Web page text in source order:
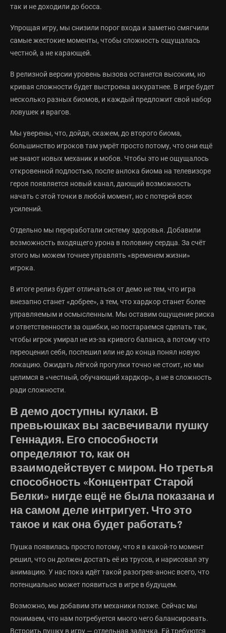
так и не доходили до босса.
Упрощая игру, мы снизили порог входа и заметно смягчили
самые жестокие моменты, чтобы сложность ощущалась
честной, а не карающей.
В релизной версии уровень вызова останется высоким, но
кривая сложности будет выстроена аккуратнее. В игре будет
несколько разных биомов, и каждый предложит свой набор
ловушек и врагов.
Мы уверены, что, дойдя, скажем, до второго биома,
большинство игроков там умрёт просто потому, что они ещё
не знают новых механик и мобов. Чтобы это не ощущалось
откровенной подлостью, после анлока биома на телевизоре
героя появляется новый канал, дающий возможность
начать с этой точки в любой момент, но с потерей всех
усилений.
Отдельно мы переработали систему здоровья. Добавили
возможность входящего урона в половину сердца. За счёт
этого мы можем точнее управлять «временем жизни»
игрока.
В итоге релиз будет отличаться от демо не тем, что игра
внезапно станет «добрее», а тем, что хардкор станет более
управляемым и осмысленным. Мы оставим ощущение риска
и ответственности за ошибки, но постараемся сделать так,
чтобы игрок умирал не из-за кривого баланса, а потому что
переоценил себя, поспешил или не до конца понял новую
локацию. Ожидать лёгкой прогулки точно не стоит, но мы
целимся в «честный, обучающий хардкор», а не в сложность
ради сложности.
В демо доступны кулаки. В
превьюшках вы засвечивали пушку
Геннадия. Его способности
определяют то, как он
взаимодействует с миром. Но третья
способность «Концентрат Старой
Белки» нигде ещё не была показана и
на самом деле интригует. Что это
такое и как она будет работать?
Пушка появилась просто потому, что я в какой-то момент
решил, что он должен достать её из трусов, и нарисовал эту
анимацию. У нас пока идёт такой разогрев-анонс всего, что
потенциально может появиться в игре в будущем.
Возможно, мы добавим эти механики позже. Сейчас мы
понимаем, что нам потребуется много чего балансировать.
Встроить пушку в игру — отдельная задачка. Ей требуются